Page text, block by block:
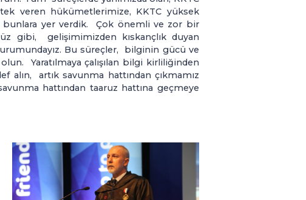
veren hükümetlerimize, KKTC yüksek
bunlara yer verdik. Çok önemli ve zor bir
gibi, gelişimimizden kıskançlık duyan
Bu süreçler, bilginin gücü ve
Yaratılmaya çalışılan bilgi kirliliğinden
alın, artık savunma hattından çıkmamız
hattından taaruz hattına geçmeye